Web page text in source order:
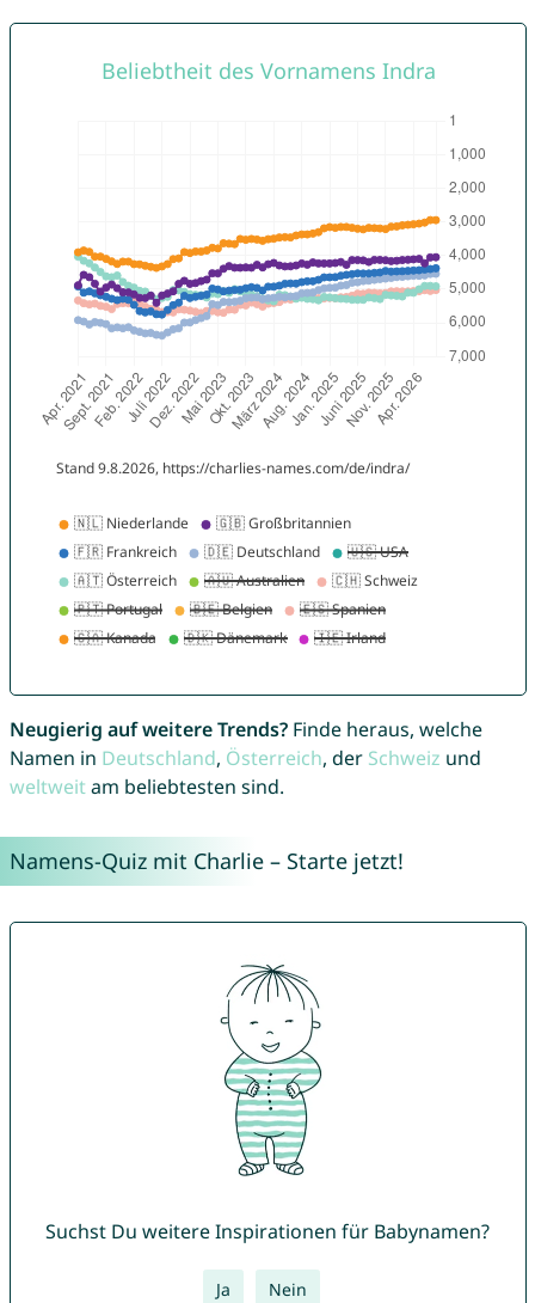
Neugierig auf weitere Trends?Finde heraus, welche
Namen in Deutschland, Österreich, der Schweiz und
weltweitam beliebtesten sind.
Namens-Quiz mit Charlie – Starte jetzt!
Suchst Du weitere Inspirationen für Babynamen?
Ja Nein